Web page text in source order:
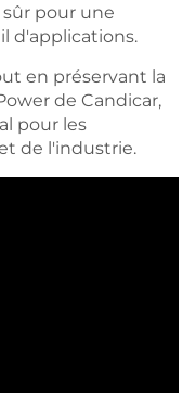
pour une
d'applications.
en préservant la
de Candicar,
pour les
de l'industrie.